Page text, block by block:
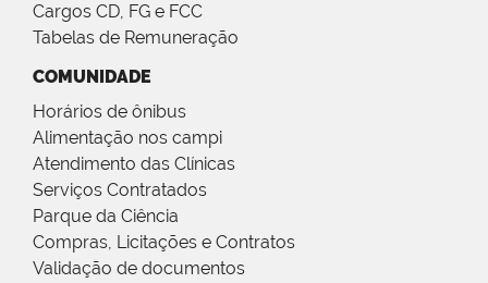
Cargos CD, FG e FCC
Tabelas de Remuneração
COMUNIDADE
Horários de ônibus
Alimentação nos campi
Atendimento das Clínicas
Serviços Contratados
Parque da Ciência
Compras, Licitações e Contratos
Validação de documentos